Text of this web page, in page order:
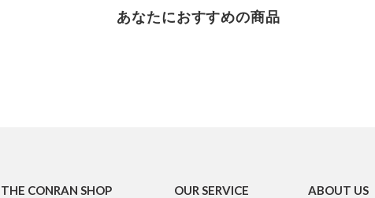
あなたにおすすめの商品
THE CONRAN SHOP OUR SERVICE ABOUT US